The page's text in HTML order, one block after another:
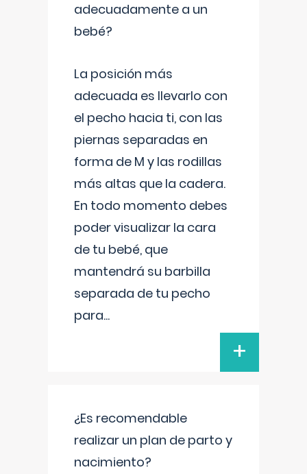
adecuadamente a un
bebé?
La posición más
adecuada es llevarlo con
el pecho hacia ti, con las
piernas separadas en
forma de M y las rodillas
más altas que la cadera.
En todo momento debes
poder visualizar la cara
de tu bebé, que
mantendrá su barbilla
separada de tu pecho
para...
+
¿Es recomendable
realizar un plan de parto y
nacimiento?